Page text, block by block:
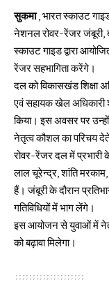
सुकमा, भारत स्काउट
नेशनल रोवर-रेंजर जंबूरी,
स्काउट गाइड द्वारा
रेंजर सहभागिता करेंगे।
दल को विकासखंड शिक्षा
एवं सहायक खेल अधिकारी
किया। इस अवसर पर
नेतृत्व कौशल का परिचय
रोवर-रेंजर दल में प्रभारी
लाल चूरेन्द्र, शांति
हैं। जंबूरी के दौरान
गतिविधियों में भाग लेंगे।
इस आयोजन से युवाओं में
को बढ़ावा मिलेगा।